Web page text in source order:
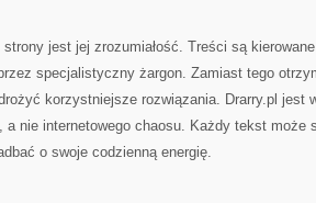
jest jej zrozumiałość. Treści są
specjalistyczny żargon. Zamiast tego
korzystniejsze rozwiązania. Drarry.pl jest
a nie internetowego chaosu. Każdy tekst może
o swoje codzienną energię.